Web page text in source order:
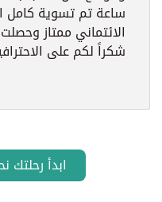
ساعة تم تسوية كامل
الائتماني ممتاز
شكراً لكم على
ابدأ رحلتك